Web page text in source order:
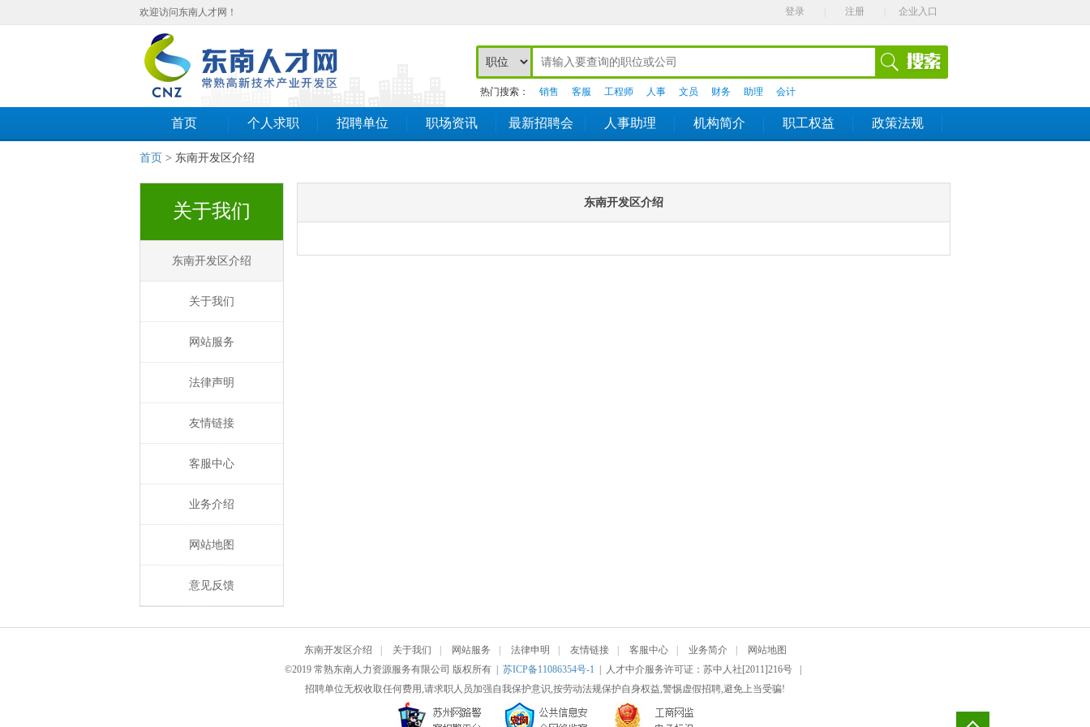
欢迎访问东南人才网！ 登录 注册 企业入口
热门搜索： 销售 客服 工程师 人事 文员 财务 助理 会计
首页 个人求职 招聘单位 职场资讯 最新招聘会 人事助理 机构简介 职工权益 政策法规
首页 > 东南开发区介绍
关于我们
东南开发区介绍
关于我们
网站服务
法律声明
友情链接
客服中心
业务介绍
网站地图
意见反馈
东南开发区介绍
东南开发区介绍 关于我们 网站服务 法律申明 友情链接 客服中心 业务简介
网站地图
©2019 常熟东南人力资源服务有限公司 版权所有 | 苏ICP备11086354号-1 | 人才中介服务许可证：苏中人社[2011]216号 |
招聘单位无权收取任何费用,请求职人员加强自我保护意识,按劳动法规保护自身权益,警惕虚假招聘,避免上当受骗!